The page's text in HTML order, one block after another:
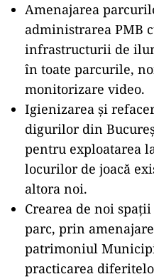
Amenajarea
administrarea PMB
infrastructurii de
în toate parcurile,
monitorizare video.
Igienizarea și
digurilor din
pentru exploatarea
locurilor de joacă
altora noi.
Crearea de noi
parc, prin
patrimoniul
practicarea